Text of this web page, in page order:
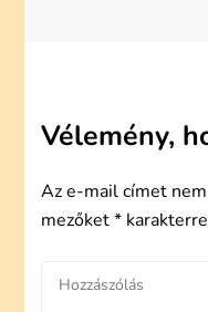
Vélemény,
Az e-mail címet
mezőket*